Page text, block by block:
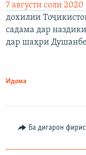
7 августи соли
дохилии
садама дар
дар шаҳри Душанбе
Идома
Ба дигарон